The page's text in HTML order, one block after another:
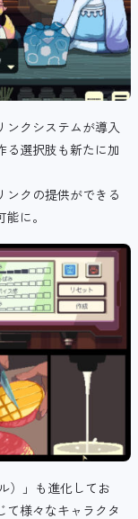
ンクシステムが導入
る選択肢も新たに加
ンクの提供ができる
に。
）」も進化してお
て様々なキャラクタ